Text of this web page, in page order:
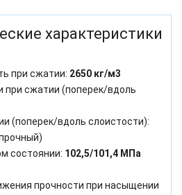
характеристики
при сжатии: 2650 кг/м3
при сжатии (поперек/вдоль
(поперек/вдоль слоистости):
состоянии: 102,5/101,4 МПа
прочности при насыщении